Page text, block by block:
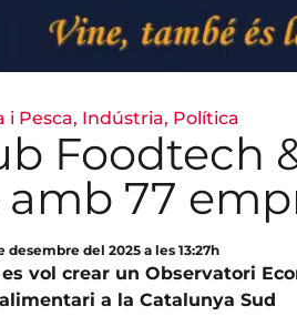
i Pesca, Indústria, Política
Foodtech
amb 77
desembre del 2025 a les 13:27h
es vol crear un Observatori
a la Catalunya Sud